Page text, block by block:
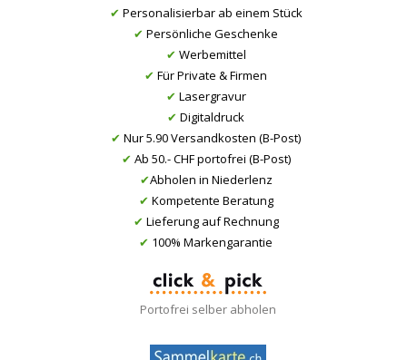
✔ Personalisierbar ab einem Stück
✔ Persönliche Geschenke
✔ Werbemittel
✔ Für Private & Firmen
✔ Lasergravur
✔ Digitaldruck
✔ Nur 5.90 Versandkosten (B-Post)
✔ Ab 50.- CHF portofrei (B-Post)
✔Abholen in Niederlenz
✔ Kompetente Beratung
✔ Lieferung auf Rechnung
✔ 100% Markengarantie
Portofrei selber abholen